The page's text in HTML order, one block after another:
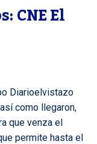
CNE El
Diarioelvistazo
como llegaron,
que venza el
permite hasta el